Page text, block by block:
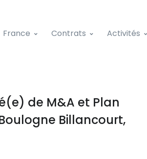
France Contrats Activités
de M&A et Plan
Billancourt,